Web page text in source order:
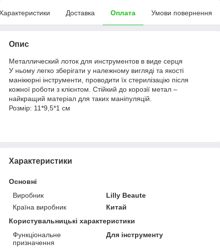
Доставка Оплата Умови повернення
Опис
Металлический лоток для инструментов в виде серця
У ньому легко зберігати у належному вигляді та якості
манікюрні інструменти, проводити їх стерилізацію після
кожної роботи з клієнтом. Стійкий до корозії метал –
найкращий матеріал для таких маніпуляцій.
Розмір: 11*9,5*1 см
Характеристики
Основні
Виробник
Lilly Beaute
Країна виробник
Китай
Користувальницькі характеристики
Функціональне
призначення
Для інструменту